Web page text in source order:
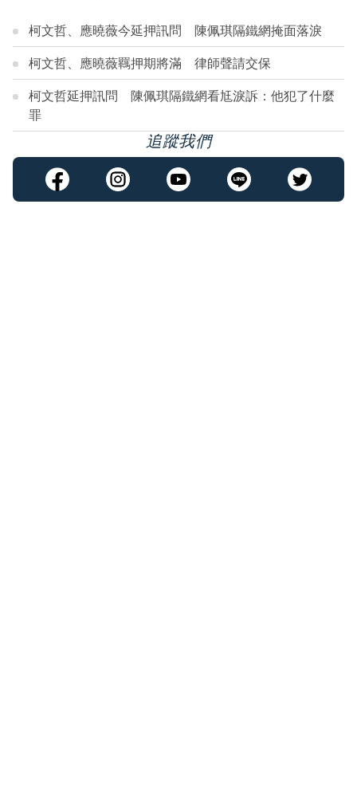
柯文哲、應曉薇今延押訊問 陳佩琪隔鐵網掩面落淚
柯文哲、應曉薇羈押期將滿 律師聲請交保
柯文哲延押訊問 陳佩琪隔鐵網看尪淚訴：他犯了什麼
罪
追蹤我們